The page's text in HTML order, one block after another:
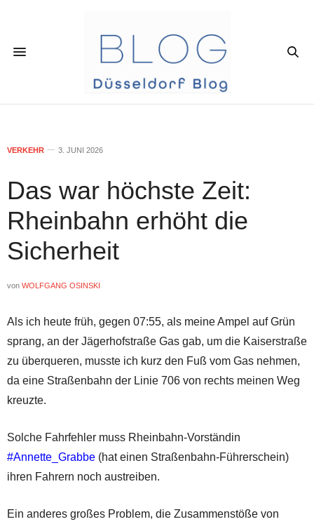
VERKEHR 3. JUNI 2026
Das war höchste Zeit:
Rheinbahn erhöht die
Sicherheit
von WOLFGANG OSINSKI
Als ich heute früh, gegen 07:55, als meine Ampel auf Grün
sprang, an der Jägerhofstraße Gas gab, um die Kaiserstraße
zu überqueren, musste ich kurz den Fuß vom Gas nehmen,
da eine Straßenbahn der Linie 706 von rechts meinen Weg
kreuzte.
Solche Fahrfehler muss Rheinbahn-Vorständin
#Annette_Grabbe (hat einen Straßenbahn-Führerschein)
ihren Fahrern noch austreiben.
Ein anderes großes Problem, die Zusammenstöße von